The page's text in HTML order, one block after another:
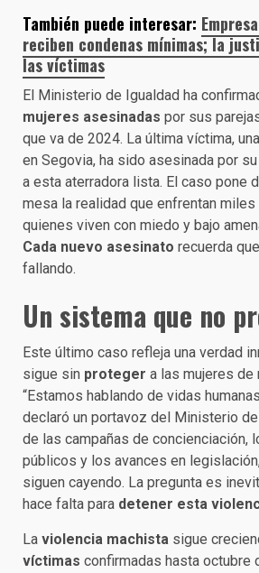
También puede interesar:
reciben condenas mínimas; la
las víctimas
El Ministerio de Igualdad ha
mujeres asesinadas por sus
que va de 2024. La última víctima,
en Segovia, ha sido asesinada por
a esta aterradora lista. El caso pone
mesa la realidad que enfrentan miles
quienes viven con miedo y bajo
Cada nuevo asesinato recuerda
fallando.
Un sistema que no
Este último caso refleja una verdad
sigue sin proteger a las mujeres de
“Estamos hablando de vidas
declaró un portavoz del Ministerio
de las campañas de concienciación,
públicos y los avances en
siguen cayendo. La pregunta es
hace falta para detener esta
La violencia machista sigue
víctimas confirmadas hasta octubre